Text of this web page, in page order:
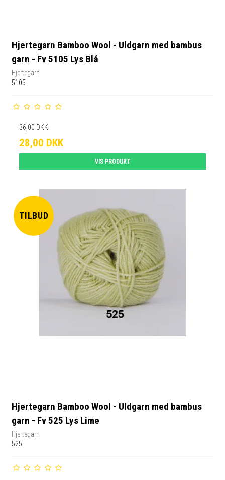
Hjertegarn Bamboo Wool - Uldgarn med bambus
garn - Fv 5105 Lys Blå
Hjertegarn
5105
36,00 DKK
28,00 DKK
VIS PRODUKT
TILBUD
Hjertegarn Bamboo Wool - Uldgarn med bambus
garn - Fv 525 Lys Lime
Hjertegarn
525